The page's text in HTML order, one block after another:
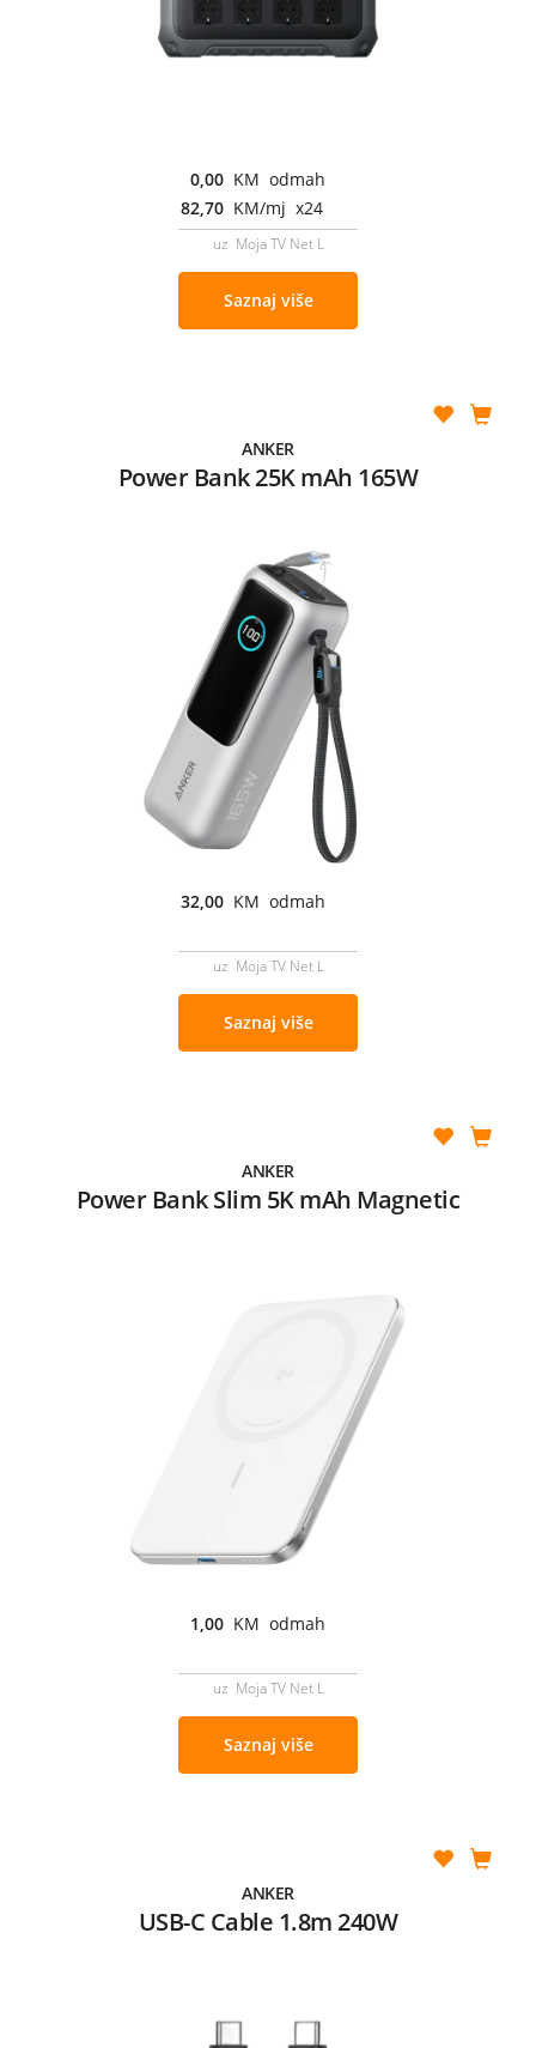
0,00 KM odmah
82,70 KM/mj x24
uz Moja TV Net L
Saznaj više
ANKER
Power Bank 25K mAh 165W
32,00 KM odmah
uz Moja TV Net L
Saznaj više
ANKER
Power Bank Slim 5K mAh Magnetic
1,00 KM odmah
uz Moja TV Net L
Saznaj više
ANKER
USB-C Cable 1.8m 240W